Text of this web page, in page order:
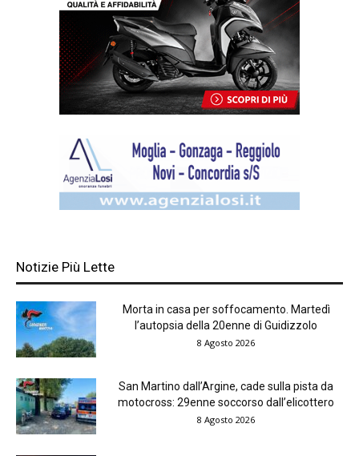
Notizie Più Lette
Morta in casa per soffocamento. Martedì
l’autopsia della 20enne di Guidizzolo
8 Agosto 2026
San Martino dall’Argine, cade sulla pista da
motocross: 29enne soccorso dall’elicottero
8 Agosto 2026